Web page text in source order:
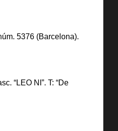
5376 (Barcelona).
“LEO NI”. T: “De